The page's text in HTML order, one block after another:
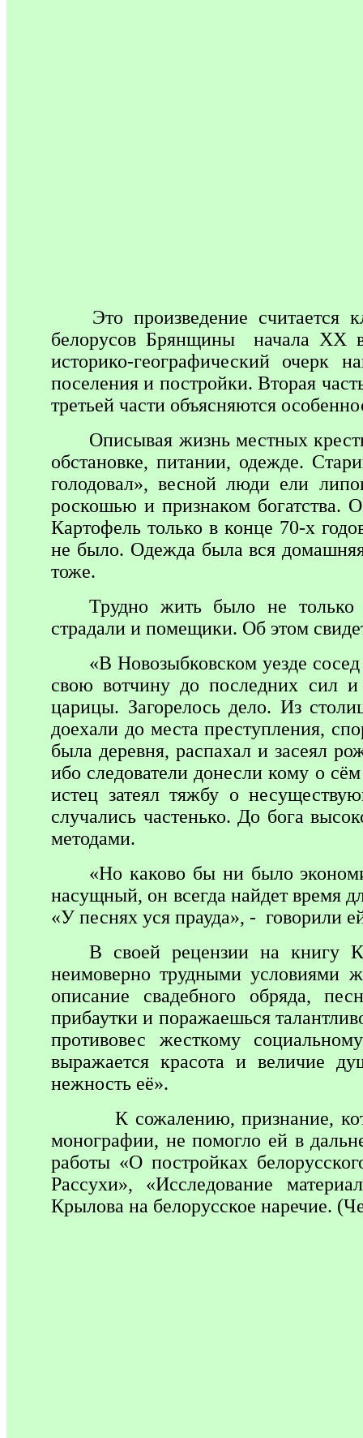
Это произведение считается
белорусов Брянщины начала XX
историко-географический очерк
поселения и постройки. Вторая
третьей части объясняются
Описывая жизнь местных
обстановке, питании, одежде.
голодовал», весной люди ели
роскошью и признаком богатства.
Картофель только в конце 70-х
не было. Одежда была вся
тоже.
Трудно жить было не только
страдали и помещики. Об этом
«В Новозыбковском уезде
свою вотчину до последних сил
царицы. Загорелось дело. Из
доехали до места преступления,
была деревня, распахал и засеял
ибо следователи донесли кому о
истец затеял тяжбу о
случались частенько. До бога
методами.
«Но каково бы ни было
насущный, он всегда найдет время
«У песнях уся прауда», - говорили
В своей рецензии на книгу
неимоверно трудными условиями
описание свадебного обряда,
прибаутки и поражаешься
противовес жесткому
выражается красота и величие
нежность её».
К сожалению, признание,
монографии, не помогло ей в
работы «О постройках
Рассухи», «Исследование
Крылова на белорусское наречие.